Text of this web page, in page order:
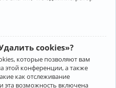
cookies»?
которые позволяют вам
этой конференции, а также
как отслеживание
эта возможность включена